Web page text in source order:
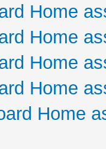
Home
Home
Home
Home
Home